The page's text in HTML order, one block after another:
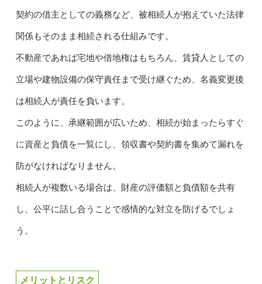
契約の借主としての義務など、被相続人が抱えていた法律
関係もそのまま相続される仕組みです。
不動産であれば宅地や借地権はもちろん、賃貸人としての
立場や建物設備の保守責任まで受け継ぐため、名義変更後
は相続人が責任を負います。
このように、承継範囲が広いため、相続が始まったらすぐ
に資産と負債を一覧にし、領収書や契約書を集めて漏れを
防がなければなりません。
相続人が複数いる場合は、財産の評価額と負債額を共有
し、公平に話し合うことで感情的な対立を防げるでしょ
う。
メリットとリスク